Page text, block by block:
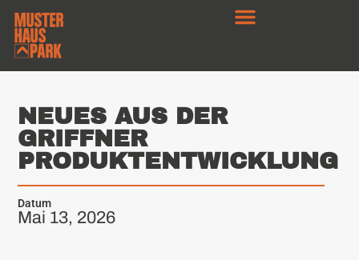
NEUES AUS DER
GRIFFNER
PRODUKTENTWICKLUNG
Datum
Mai 13, 2026